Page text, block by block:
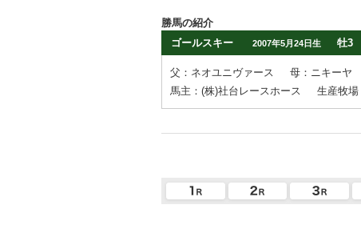
勝馬の紹介
ゴールスキー
2007年5月24日生 牡3
父：ネオユニヴァース
母：ニキーヤ
馬主：(株)社台レースホース
生産牧場